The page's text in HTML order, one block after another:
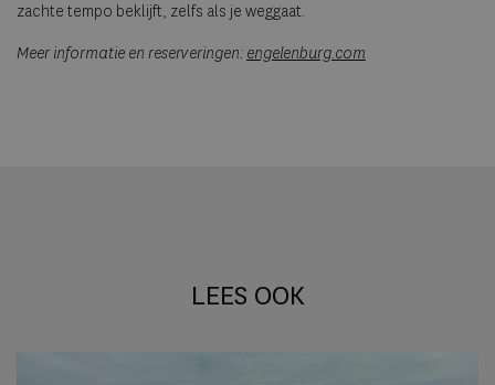
zachte tempo beklijft, zelfs als je weggaat.
Meer informatie en reserveringen: engelenburg.com
LEES OOK